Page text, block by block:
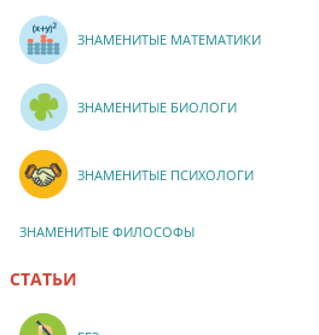
ЗНАМЕНИТЫЕ МАТЕМАТИКИ
ЗНАМЕНИТЫЕ БИОЛОГИ
ЗНАМЕНИТЫЕ ПСИХОЛОГИ
ЗНАМЕНИТЫЕ ФИЛОСОФЫ
СТАТЬИ